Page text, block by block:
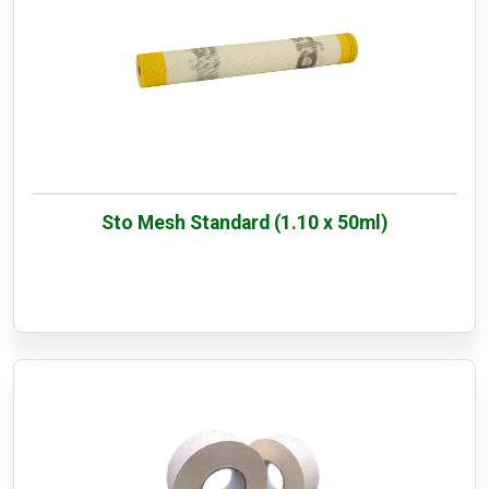
Sto Mesh Standard (1.10 x 50ml)